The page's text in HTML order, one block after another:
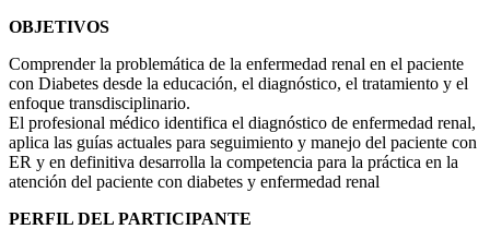
OBJETIVOS
Comprender la problemática de la enfermedad renal en el paciente
con Diabetes desde la educación, el diagnóstico, el tratamiento y el
enfoque transdisciplinario.
El profesional médico identifica el diagnóstico de enfermedad renal,
aplica las guías actuales para seguimiento y manejo del paciente con
ER y en definitiva desarrolla la competencia para la práctica en la
atención del paciente con diabetes y enfermedad renal
PERFIL DEL PARTICIPANTE